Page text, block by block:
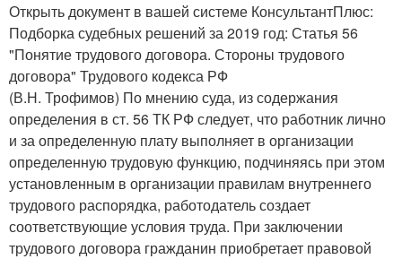
Открыть документ в вашей системе КонсультантПлюс:
Подборка судебных решений за 2019 год: Статья 56
"Понятие трудового договора. Стороны трудового
договора" Трудового кодекса РФ
(В.Н. Трофимов) По мнению суда, из содержания
определения в ст. 56 ТК РФ следует, что работник лично
и за определенную плату выполняет в организации
определенную трудовую функцию, подчиняясь при этом
установленным в организации правилам внутреннего
трудового распорядка, работодатель создает
соответствующие условия труда. При заключении
трудового договора гражданин приобретает правовой